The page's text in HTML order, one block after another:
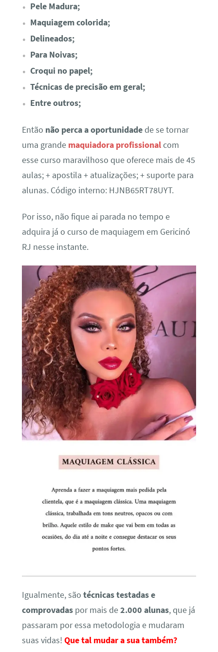
Pele Madura;
Maquiagem colorida;
Delineados;
Para Noivas;
Croqui no papel;
Técnicas de precisão em geral;
Entre outros;
Então não perca a oportunidadede se tornar
uma grande maquiadora profissionalcom
esse curso maravilhoso que oferece mais de 45
aulas; + apostila + atualizações; + suporte para
alunas. Código interno: HJNB65RT78UYT.
Por isso, não fique ai parada no tempo e
adquira já o curso de maquiagem em Gericinó
RJ nesse instante.
Igualmente, são técnicas testadas e
comprovadaspor mais de2.000 alunas, que já
passaram por essa metodologia e mudaram
suas vidas! Que tal mudar a sua também?